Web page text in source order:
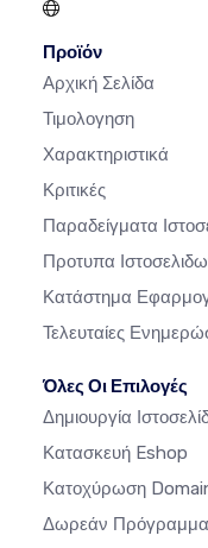
Προϊόν
Αρχική Σελίδα
Τιμολογηση
Χαρακτηριστικά
Κριτικές
Παραδείγματα
Προτυπα
Κατάστημα
Τελευταίες
Όλες Οι Επιλογές
Δημιουργία
Κατασκευή Eshop
Κατοχύρωση
Δωρεάν Πρόγραμμα